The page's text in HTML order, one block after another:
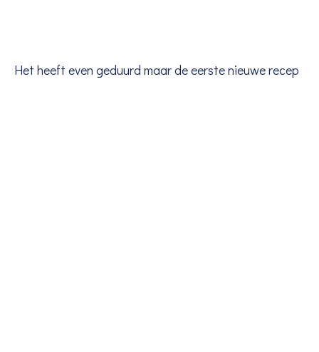
Het heeft even geduurd maar de eerste nieuwe recep